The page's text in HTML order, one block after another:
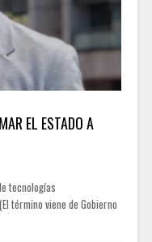
EL ESTADO A
tecnologías
término viene de Gobierno